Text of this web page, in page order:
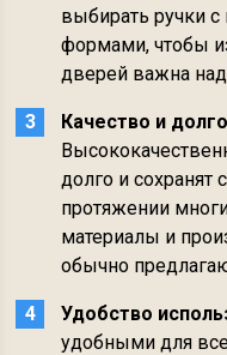
выбирать ручки
формами, чтобы
дверей важна
Качество и
долго и
протяжении
материалы и
обычно
Удобство
удобными для